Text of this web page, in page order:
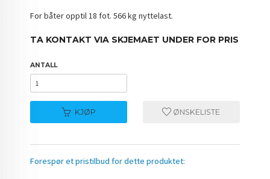
For båter opptil 18 fot. 566 kg nyttelast.
TA KONTAKT VIA SKJEMAET UNDER FOR PRIS
ANTALL
KJØP ØNSKELISTE
Forespør et pristilbud for dette produktet: